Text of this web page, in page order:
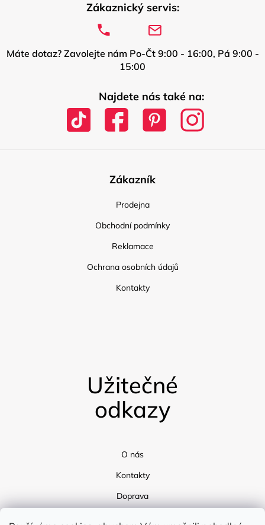
Zákaznický servis:
Máte dotaz? Zavolejte nám Po-Čt 9:00 - 16:00, Pá 9:00 -
15:00
Najdete nás také na:
Zákazník
Prodejna
Obchodní podmínky
Reklamace
Ochrana osobních údajů
Kontakty
Užitečné
odkazy
O nás
Kontakty
Doprava